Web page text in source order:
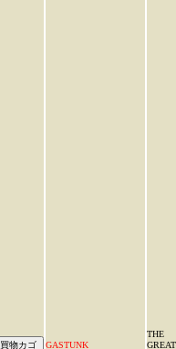
GASTUNK
THE